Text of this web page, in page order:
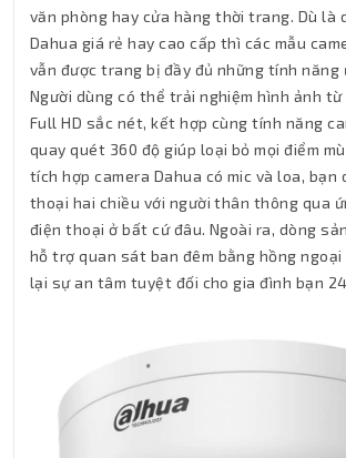
văn phòng hay cửa hàng thời trang. Dù là
Dahua giá rẻ hay cao cấp thì các mẫu
vẫn được trang bị đầy đủ những tính năng
Người dùng có thể trải nghiệm hình ảnh từ
Full HD sắc nét, kết hợp cùng tính năng
quay quét 360 độ giúp loại bỏ mọi điểm
tích hợp camera Dahua có mic và loa, bạn
thoại hai chiều với người thân thông qua
điện thoại ở bất cứ đâu. Ngoài ra, dòng
hỗ trợ quan sát ban đêm bằng hồng
lại sự an tâm tuyệt đối cho gia đình bạn